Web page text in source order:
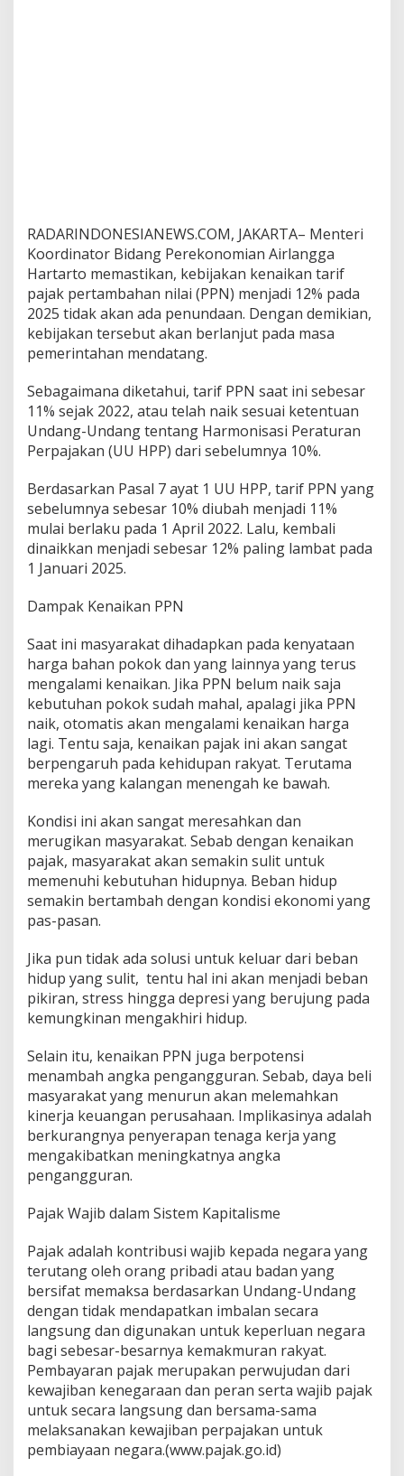
RADARINDONESIANEWS.COM, JAKARTA– Menteri
Koordinator Bidang Perekonomian Airlangga
Hartarto memastikan, kebijakan kenaikan tarif
pajak pertambahan nilai (PPN) menjadi 12% pada
2025 tidak akan ada penundaan. Dengan demikian,
kebijakan tersebut akan berlanjut pada masa
pemerintahan mendatang.
Sebagaimana diketahui, tarif PPN saat ini sebesar
11% sejak 2022, atau telah naik sesuai ketentuan
Undang-Undang tentang Harmonisasi Peraturan
Perpajakan (UU HPP) dari sebelumnya 10%.
Berdasarkan Pasal 7 ayat 1 UU HPP, tarif PPN yang
sebelumnya sebesar 10% diubah menjadi 11%
mulai berlaku pada 1 April 2022. Lalu, kembali
dinaikkan menjadi sebesar 12% paling lambat pada
1 Januari 2025.
Dampak Kenaikan PPN
Saat ini masyarakat dihadapkan pada kenyataan
harga bahan pokok dan yang lainnya yang terus
mengalami kenaikan. Jika PPN belum naik saja
kebutuhan pokok sudah mahal, apalagi jika PPN
naik, otomatis akan mengalami kenaikan harga
lagi. Tentu saja, kenaikan pajak ini akan sangat
berpengaruh pada kehidupan rakyat. Terutama
mereka yang kalangan menengah ke bawah.
Kondisi ini akan sangat meresahkan dan
merugikan masyarakat. Sebab dengan kenaikan
pajak, masyarakat akan semakin sulit untuk
memenuhi kebutuhan hidupnya. Beban hidup
semakin bertambah dengan kondisi ekonomi yang
pas-pasan.
Jika pun tidak ada solusi untuk keluar dari beban
hidup yang sulit, tentu hal ini akan menjadi beban
pikiran, stress hingga depresi yang berujung pada
kemungkinan mengakhiri hidup.
Selain itu, kenaikan PPN juga berpotensi
menambah angka pengangguran. Sebab, daya beli
masyarakat yang menurun akan melemahkan
kinerja keuangan perusahaan. Implikasinya adalah
berkurangnya penyerapan tenaga kerja yang
mengakibatkan meningkatnya angka
pengangguran.
Pajak Wajib dalam Sistem Kapitalisme
Pajak adalah kontribusi wajib kepada negara yang
terutang oleh orang pribadi atau badan yang
bersifat memaksa berdasarkan Undang-Undang
dengan tidak mendapatkan imbalan secara
langsung dan digunakan untuk keperluan negara
bagi sebesar-besarnya kemakmuran rakyat.
Pembayaran pajak merupakan perwujudan dari
kewajiban kenegaraan dan peran serta wajib pajak
untuk secara langsung dan bersama-sama
melaksanakan kewajiban perpajakan untuk
pembiayaan negara.(www.pajak.go.id)